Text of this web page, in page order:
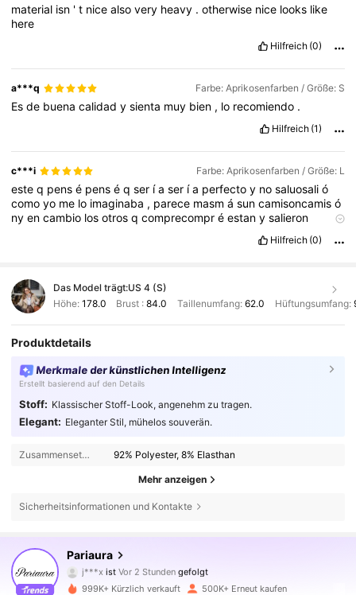
material isn 't nicealsovery heavy .otherwise nice looks like
here
Hilfreich (0)
a***q Farbe: Aprikosenfarben / Größe: S
Esde buenacalidadysienta muy bien , lo recomiendo .
Hilfreich (1)
c***i Farbe: Aprikosenfarben / Größe: L
esteq pensé penséqser íaser ía perfectoy nosaluosalió
comoyo me lo imaginaba , parece masmásuncamisoncamisó
nyencambio losotrosqcomprecompréestanysalieron
Hilfreich (0)
Das Model trägt:US 4 (S)
Höhe: 178.0 Brust :84.0 Taillenumfang: 62.0 Hüftungsumfang:
Produktdetails
Merkmale der künstlichen Intelligenz
Erstellt basierend auf den Details
Stoff: Klassischer Stoff-Look, angenehm zu tragen.
Elegant: Eleganter Stil, mühelos souverän.
Zusammensetzung: 92% Polyester, 8% Elasthan
Mehr anzeigen
Sicherheitsinformationen und Kontakte
Pariaura
j***xistVor 2 Stunden
m***9ist am Durchsuchen
4,71
427K Follower
999K+ Kürzlich verkauft 500K+ Erneut kaufen